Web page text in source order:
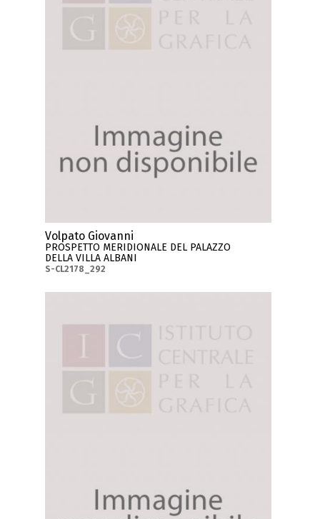
Volpato Giovanni
PROSPETTO MERIDIONALE DEL PALAZZO
DELLA VILLA ALBANI
S-CL2178_292